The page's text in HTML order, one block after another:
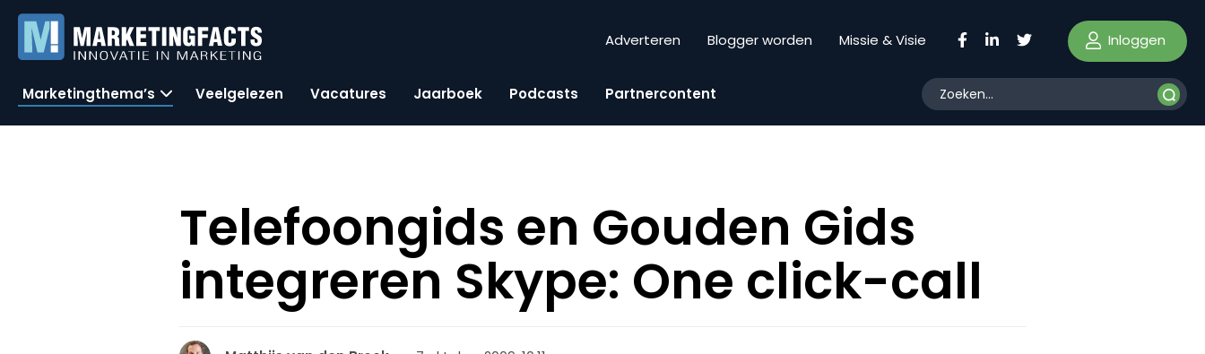
Adverteren Blogger worden Missie & Visie Inloggen
Marketingthema’s Veelgelezen Vacatures Jaarboek Podcasts Partnercontent
Telefoongids en Gouden Gids
integreren Skype: One click-call